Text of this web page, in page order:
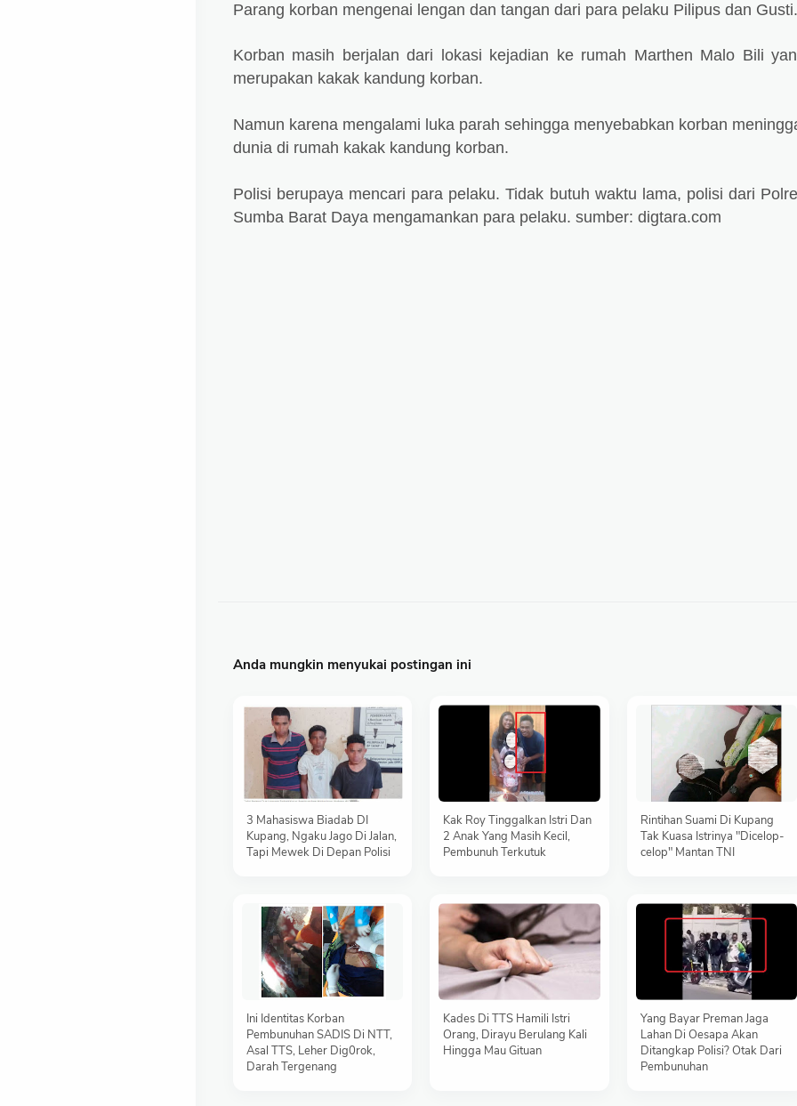
Parang korban mengenai lengan dan tangan dari para pelaku Pilipus dan Gusti.
Korban masih berjalan dari lokasi kejadian ke rumah Marthen Malo Bili
merupakan kakak kandung korban.
Namun karena mengalami luka parah sehingga menyebabkan korban
dunia di rumah kakak kandung korban.
Polisi berupaya mencari para pelaku. Tidak butuh waktu lama, polisi dari
Sumba Barat Daya mengamankan para pelaku. sumber: digtara.com
Anda mungkin menyukai postingan ini
3 Mahasiswa Biadab DI
Kupang, Ngaku Jago Di Jalan,
Tapi Mewek Di Depan Polisi
Kak Roy Tinggalkan Istri Dan
2 Anak Yang Masih Kecil,
Pembunuh Terkutuk
Rintihan Suami Di Kupang
Tak Kuasa Istrinya "Dicelop-
celop" Mantan TNI
Ini Identitas Korban
Pembunuhan SADIS Di NTT,
Asal TTS, Leher Dig0rok,
Darah Tergenang
Kades Di TTS Hamili Istri
Orang, Dirayu Berulang Kali
Hingga Mau Gituan
Yang Bayar Preman Jaga
Lahan Di Oesapa Akan
Ditangkap Polisi? Otak Dari
Pembunuhan